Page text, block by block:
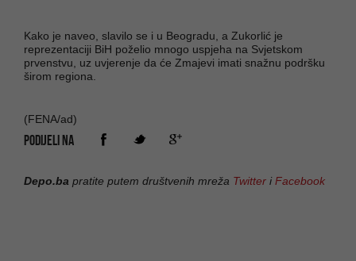
Kako je naveo, slavilo se i u Beogradu, a Zukorlić je
reprezentaciji BiH poželio mnogo uspjeha na Svjetskom
prvenstvu, uz uvjerenje da će Zmajevi imati snažnu podršku
širom regiona.
(FENA/ad)
PODIJELI NA
Depo.ba pratite putem društvenih mreža Twitter iFacebook